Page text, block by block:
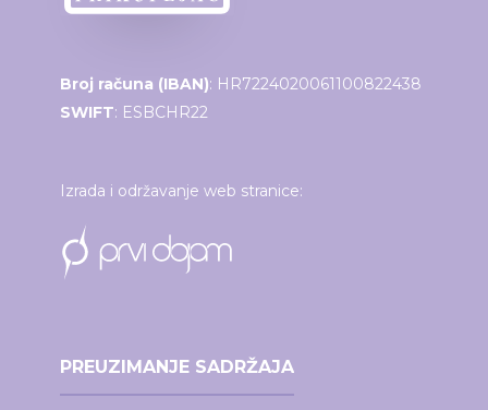
Broj računa (IBAN): HR7224020061100822438
SWIFT: ESBCHR22
Izrada i održavanje web stranice:
PREUZIMANJE SADRŽAJA